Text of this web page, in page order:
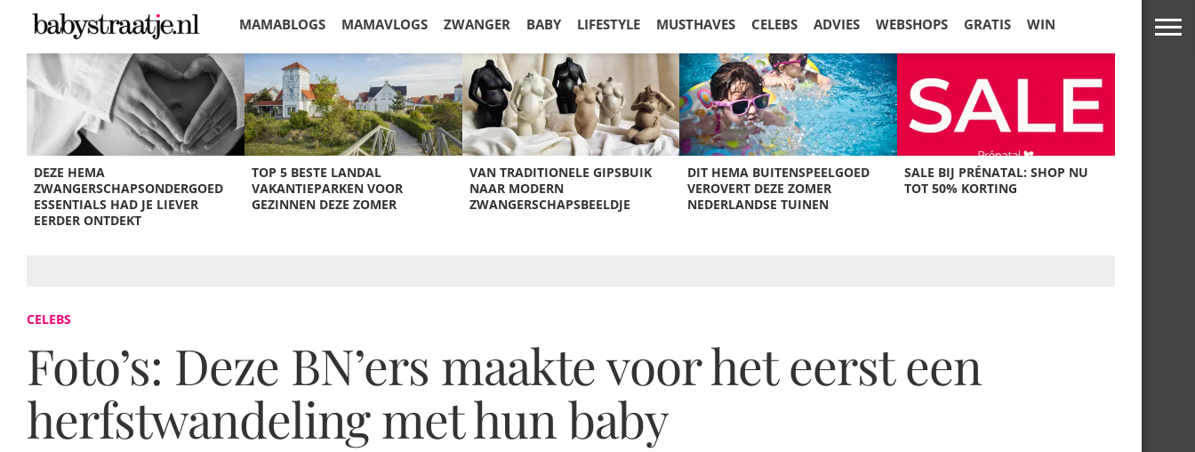
MAMABLOGS MAMAVLOGS ZWANGER BABY LIFESTYLE MUSTHAVES CELEBS ADVIES WEBSHOPS GRATIS WIN
KORTINGEN
DEZE HEMA
ZWANGERSCHAPSONDERGOED
ESSENTIALS HAD JE LIEVER
EERDER ONTDEKT
TOP 5 BESTE LANDAL
VAKANTIEPARKEN VOOR
GEZINNEN DEZE ZOMER
VAN TRADITIONELE GIPSBUIK
NAAR MODERN
ZWANGERSCHAPSBEELDJE
DIT HEMA BUITENSPEELGOED
VEROVERT DEZE ZOMER
NEDERLANDSE TUINEN
SALE BIJ PRÉNATAL: SHOP NU
TOT 50% KORTING
CELEBS
Foto’s: Deze BN’ers maakte voor het eerst een
herfstwandeling met hun baby